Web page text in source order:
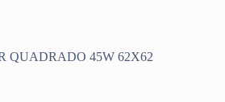
QUADRADO 45W 62X62